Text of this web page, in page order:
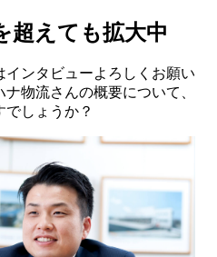
超えても拡大中
ンタビューよろしくお願い
物流さんの概要について、
しょうか？